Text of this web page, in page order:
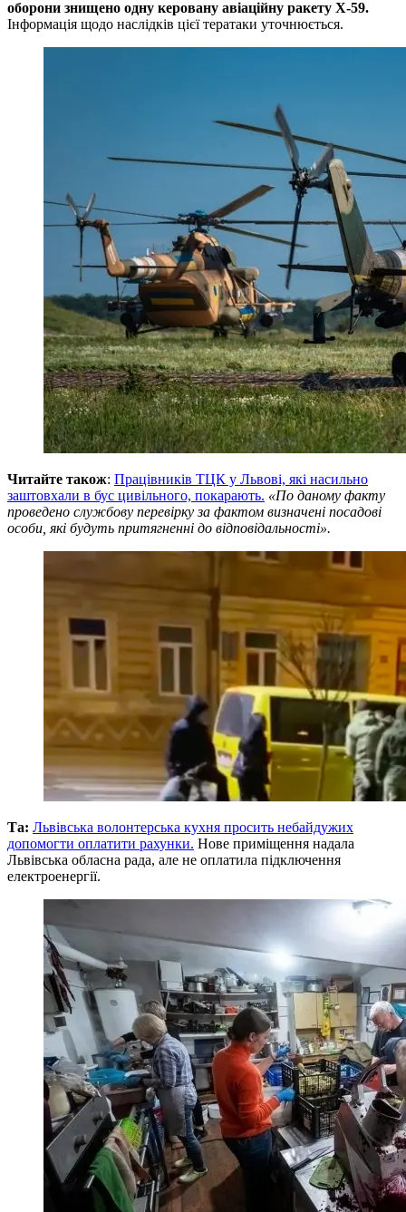
оборони знищено одну керовану авіаційну ракету Х-59.
Інформація щодо наслідків цієї тератаки уточнюється.
Читайте також: Працівників ТЦК у Львові, які насильно
заштовхали в бус цивільного, покарають. «По даному факту
проведено службову перевірку за фактом визначені посадові
особи, які будуть притягненні до відповідальності».
Та: Львівська волонтерська кухня просить небайдужих
допомогти оплатити рахунки. Нове приміщення надала
Львівська обласна рада, але не оплатила підключення
електроенергії.